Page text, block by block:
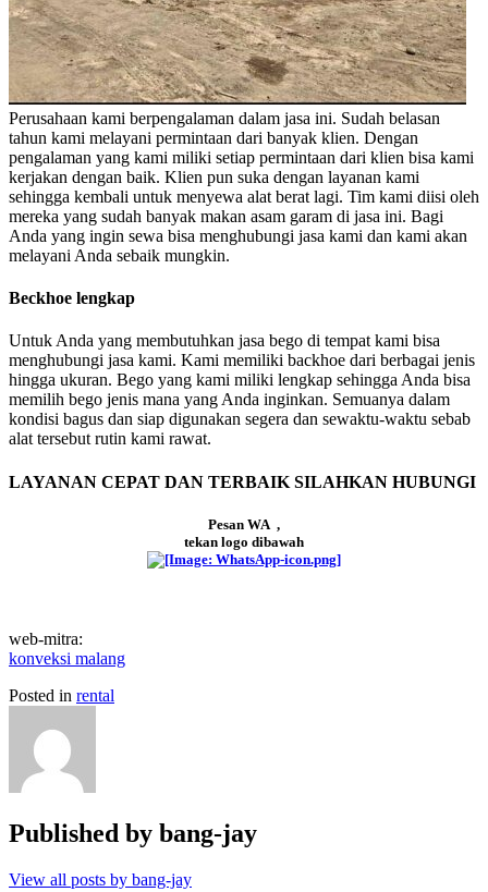
Perusahaan kami berpengalaman dalam jasa ini. Sudah belasan
tahun kami melayani permintaan dari banyak klien. Dengan
pengalaman yang kami miliki setiap permintaan dari klien bisa kami
kerjakan dengan baik. Klien pun suka dengan layanan kami
sehingga kembali untuk menyewa alat berat lagi. Tim kami diisi oleh
mereka yang sudah banyak makan asam garam di jasa ini. Bagi
Anda yang ingin sewa bisa menghubungi jasa kami dan kami akan
melayani Anda sebaik mungkin.
Beckhoe lengkap
Untuk Anda yang membutuhkan jasa bego di tempat kami bisa
menghubungi jasa kami. Kami memiliki backhoe dari berbagai jenis
hingga ukuran. Bego yang kami miliki lengkap sehingga Anda bisa
memilih bego jenis mana yang Anda inginkan. Semuanya dalam
kondisi bagus dan siap digunakan segera dan sewaktu-waktu sebab
alat tersebut rutin kami rawat.
LAYANAN CEPAT DAN TERBAIK SILAHKAN HUBUNGI
Pesan WA ,
tekan logo dibawah
web-mitra:
konveksi malang
Posted in rental
Published by bang-jay
View all posts by bang-jay